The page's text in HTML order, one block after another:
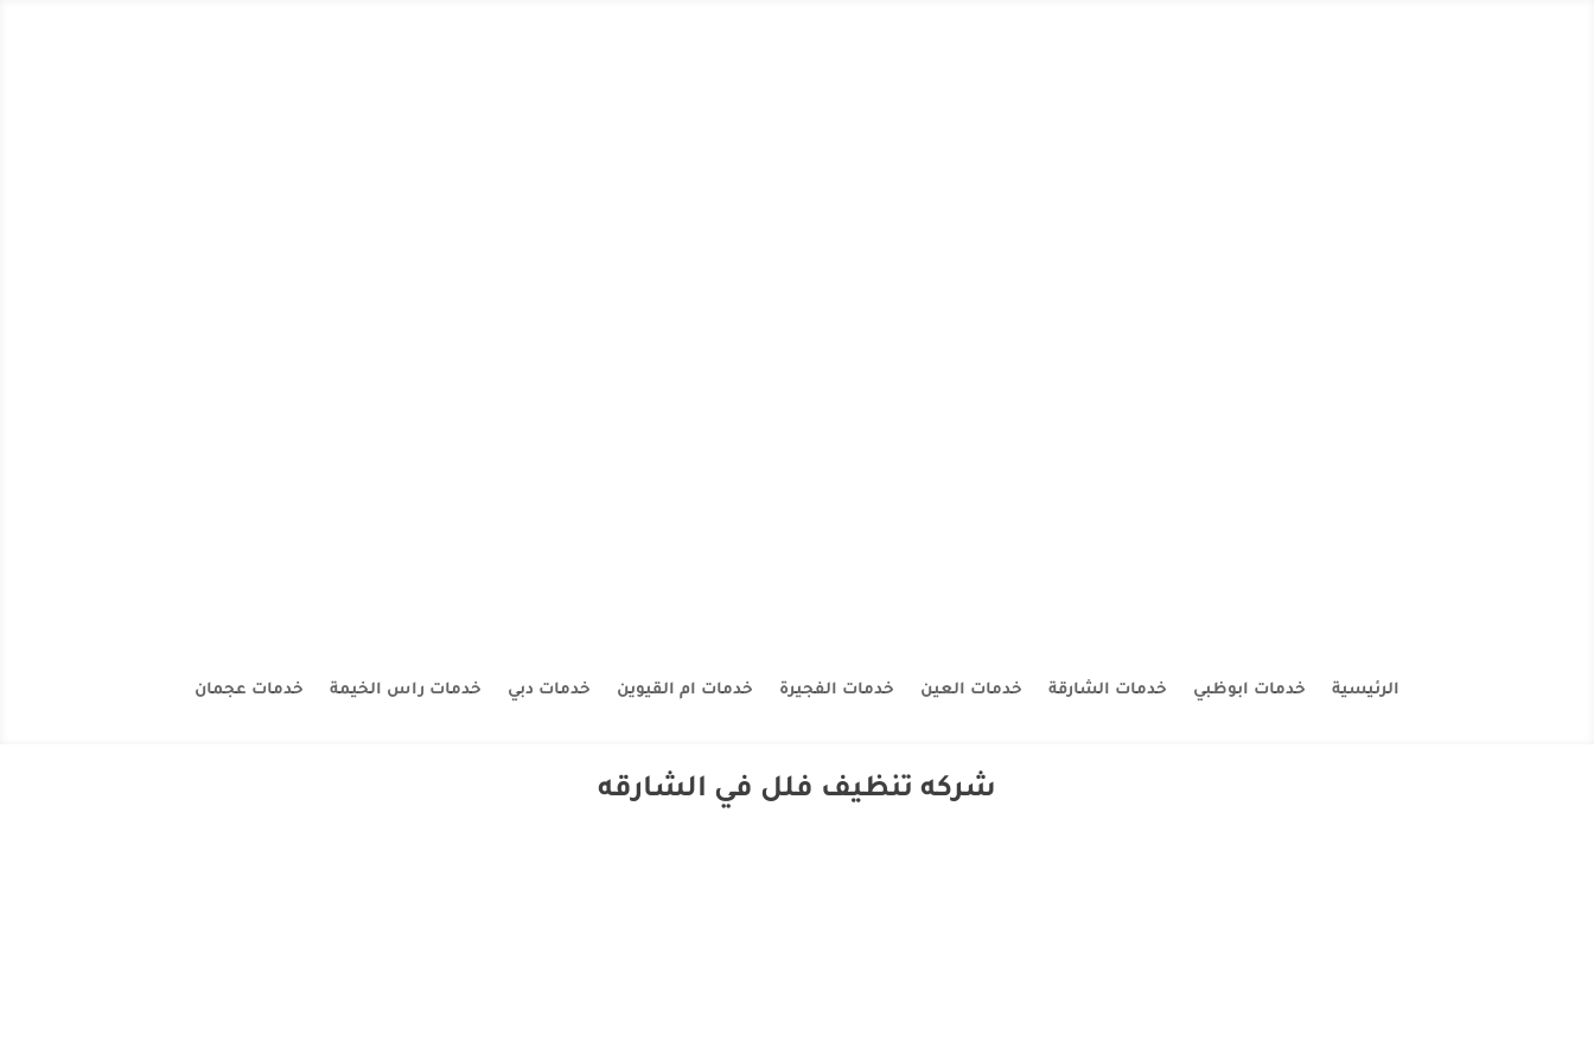
الرئيسية خدمات ابوظبي خدمات الشارقة خدمات العين خدمات الفجيرة خدمات ام القيوين خدمات دبي خدمات راس الخيمة خدمات عجمان
شركه تنظيف فلل في الشارقه